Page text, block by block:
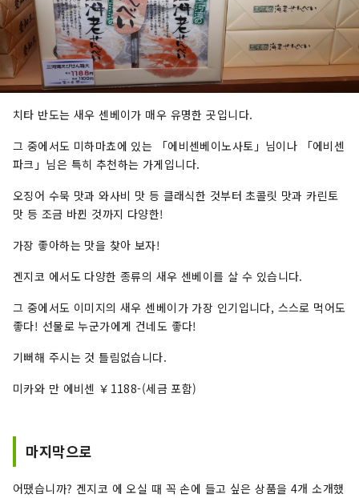
치타 반도는 새우 센베이가 매우 유명한 곳입니다.
그 중에서도 미하마쵸에 있는 「에비센베이노사토」님이나 「에비센
파크」님은 특히 추천하는 가게입니다.
오징어 수묵 맛과 와사비 맛 등 클래식한 것부터 초콜릿 맛과 카린토
맛 등 조금 바뀐 것까지 다양한!
가장 좋아하는 맛을 찾아 보자!
겐지코 에서도 다양한 종류의 새우 센베이를 살 수 있습니다.
그 중에서도 이미지의 새우 센베이가 가장 인기입니다, 스스로 먹어도
좋다! 선물로 누군가에게 건네도 좋다!
기뻐해 주시는 것 틀림없습니다.
미카와 만 에비센 ￥1188-(세금 포함)
마지막으로
어땠습니까? 겐지코 에 오실 때 꼭 손에 들고 싶은 상품을 4개 소개했